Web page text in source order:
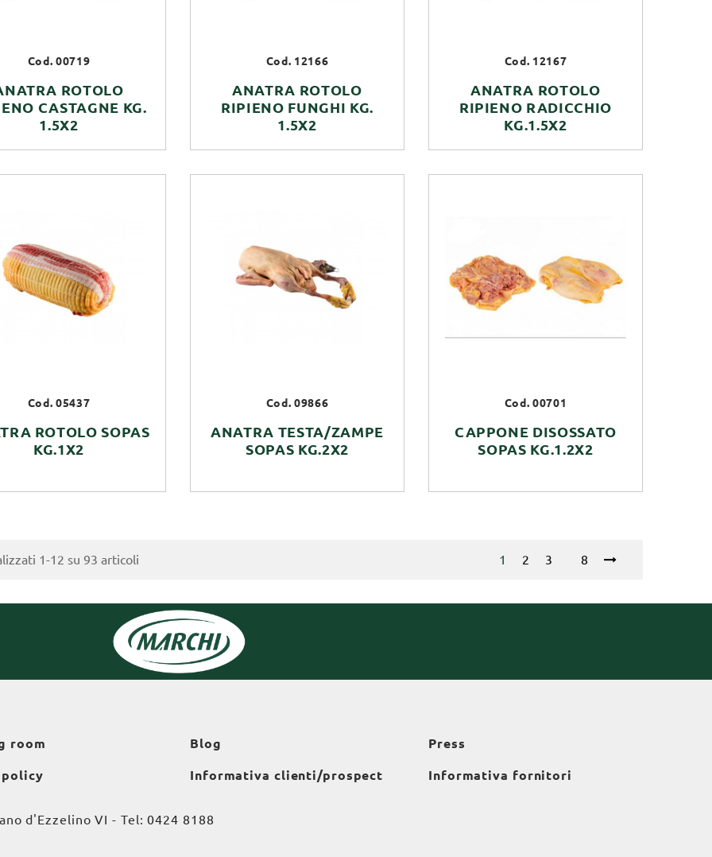
Cod. 00719
ROTOLO
CASTAGNE KG.
1.5X2
Cod. 12166
ANATRA ROTOLO
RIPIENO FUNGHI KG.
1.5X2
Cod. 12167
ANATRA ROTOLO
RIPIENO RADICCHIO
KG.1.5X2
Cod. 05437
ROTOLO SOPAS
KG.1X2
Cod. 09866
ANATRA TESTA/ZAMPE
SOPAS KG.2X2
Cod. 00701
CAPPONE DISOSSATO
SOPAS KG.1.2X2
1-12 su 93 articoli 1 2 3 8
room
policy
Blog
Informativa clienti/prospect
Press
Informativa fornitori
d'Ezzelino VI - Tel:0424 8188